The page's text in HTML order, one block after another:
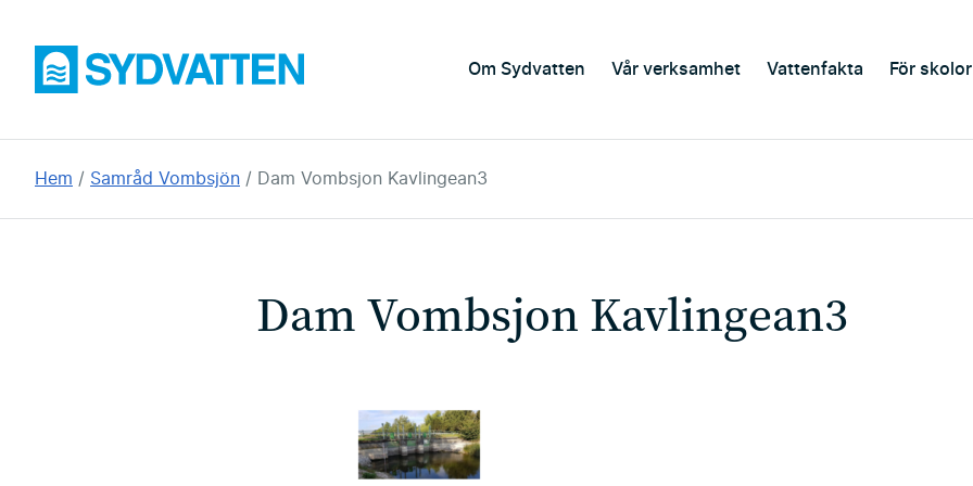
huvudinnehållet
Sydvatten Om Sydvatten Vår verksamhet Vattenfakta För skolor
Du
Hem Samråd Vombsjön Dam Vombsjon Kavlingean3
Dam Vombsjon Kavlingean3